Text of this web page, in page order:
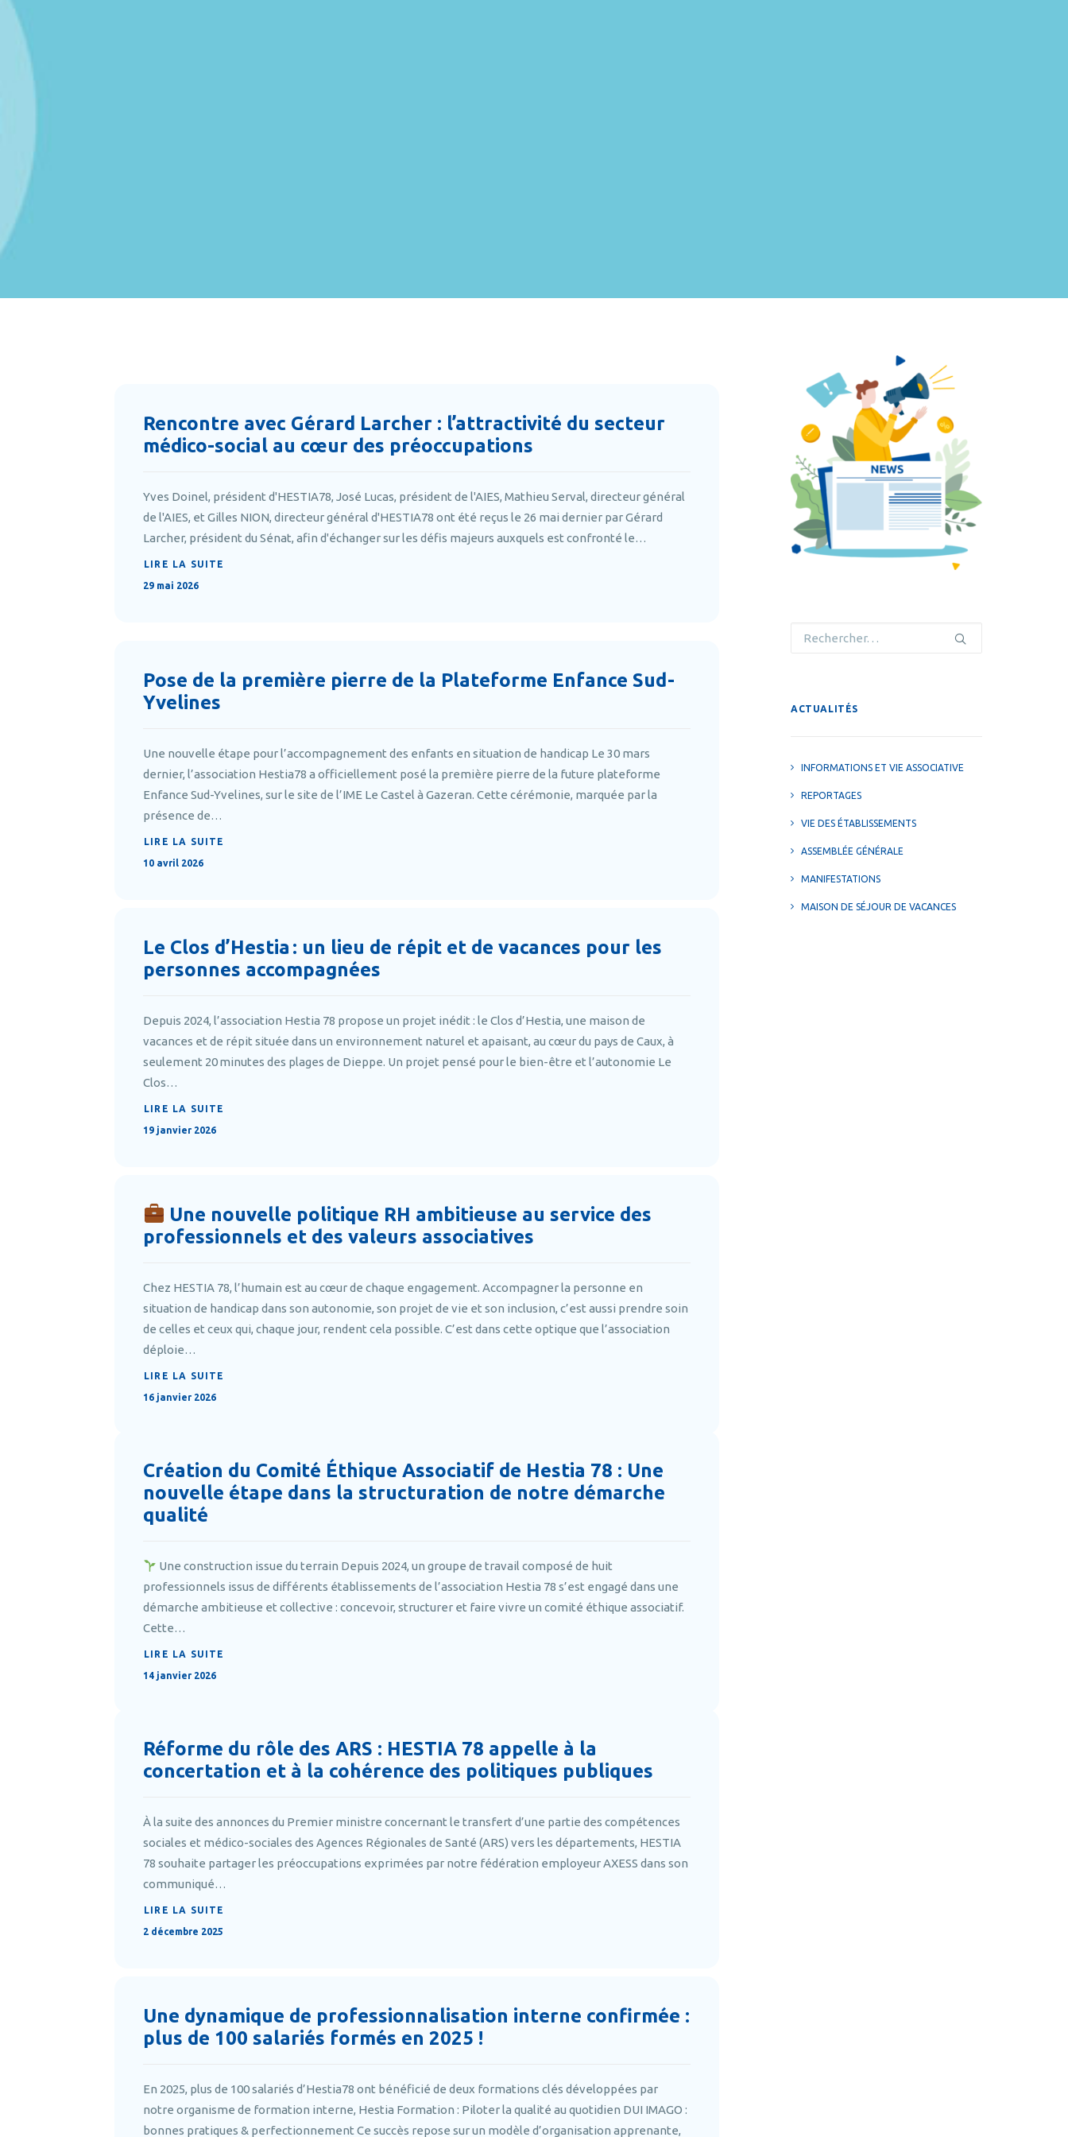
Rencontre avec Gérard Larcher : l’attractivité du secteur
médico-social au cœur des préoccupations
Yves Doinel, président d'HESTIA78, José Lucas, président de l'AIES, Mathieu Serval, directeur général
de l'AIES, et Gilles NION, directeur général d'HESTIA78 ont été reçus le 26 mai dernier par Gérard
Larcher, président du Sénat, afin d'échanger sur les défis majeurs auxquels est confronté le…
LIRE LA SUITE
29 mai 2026
Pose de la première pierre de la Plateforme Enfance Sud-
Yvelines
Une nouvelle étape pour l’accompagnement des enfants en situation de handicap Le 30 mars
dernier, l’association Hestia78 a officiellement posé la première pierre de la future plateforme
Enfance Sud-Yvelines, sur le site de l’IME Le Castel à Gazeran. Cette cérémonie, marquée par la
présence de…
LIRE LA SUITE
10 avril 2026
Le Clos d’Hestia : un lieu de répit et de vacances pour les
personnes accompagnées
Depuis 2024, l’association Hestia 78 propose un projet inédit : le Clos d’Hestia, une maison de
vacances et de répit située dans un environnement naturel et apaisant, au cœur du pays de Caux, à
seulement 20 minutes des plages de Dieppe. Un projet pensé pour le bien-être et l’autonomie Le
Clos…
LIRE LA SUITE
19 janvier 2026
Une nouvelle politique RH ambitieuse au service des
professionnels et des valeurs associatives
Chez HESTIA 78, l’humain est au cœur de chaque engagement. Accompagner la personne en
situation de handicap dans son autonomie, son projet de vie et son inclusion, c’est aussi prendre soin
de celles et ceux qui, chaque jour, rendent cela possible. C’est dans cette optique que l’association
déploie…
LIRE LA SUITE
16 janvier 2026
Création du Comité Éthique Associatif de Hestia 78 : Une
nouvelle étape dans la structuration de notre démarche
qualité
Une construction issue du terrain Depuis 2024, un groupe de travail composé de huit
professionnels issus de différents établissements de l’association Hestia 78 s’est engagé dans une
démarche ambitieuse et collective : concevoir, structurer et faire vivre un comité éthique associatif.
Cette…
LIRE LA SUITE
14 janvier 2026
Réforme du rôle des ARS : HESTIA 78 appelle à la
concertation et à la cohérence des politiques publiques
À la suite des annonces du Premier ministre concernant le transfert d’une partie des compétences
sociales et médico-sociales des Agences Régionales de Santé (ARS) vers les départements, HESTIA
78 souhaite partager les préoccupations exprimées par notre fédération employeur AXESS dans son
communiqué…
LIRE LA SUITE
2 décembre 2025
Une dynamique de professionnalisation interne confirmée :
plus de 100 salariés formés en 2025 !
En 2025, plus de 100 salariés d’Hestia78 ont bénéficié de deux formations clés développées par
notre organisme de formation interne, Hestia Formation : Piloter la qualité au quotidien DUI IMAGO :
bonnes pratiques & perfectionnement Ce succès repose sur un modèle d’organisation apprenante,
ACTUALITÉS
INFORMATIONS ET VIE ASSOCIATIVE
REPORTAGES
VIE DES ÉTABLISSEMENTS
ASSEMBLÉE GÉNÉRALE
MANIFESTATIONS
MAISON DE SÉJOUR DE VACANCES